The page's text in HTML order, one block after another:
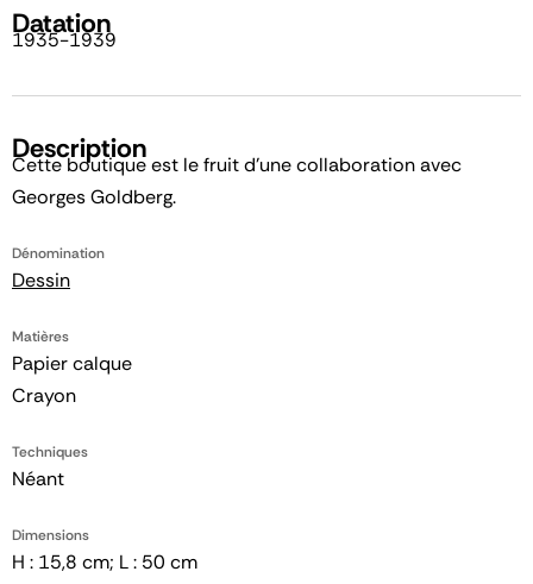
Datation
1935-1939
Description
Cette boutique est le fruit d'une collaboration avec
Georges Goldberg.
Dénomination
Dessin
Matières
Papier calque
Crayon
Techniques
Néant
Dimensions
H : 15,8 cm; L : 50 cm